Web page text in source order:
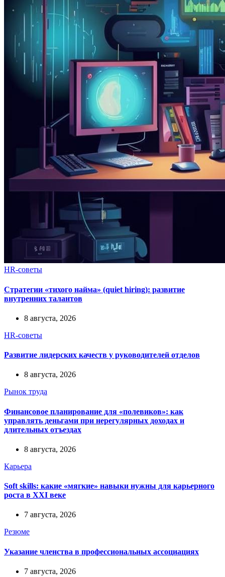
HR-советы
Стратегии «тихого найма» (quiet hiring): развитие
внутренних талантов
8 августа, 2026
HR-советы
Развитие лидерских качеств у руководителей отделов
8 августа, 2026
Рынок труда
Финансовое планирование для «полевиков»: как
управлять деньгами при нерегулярных доходах и
длительных отъездах
8 августа, 2026
Карьера
Soft skills: какие «мягкие» навыки нужны для карьерного
роста в XXI веке
7 августа, 2026
Резюме
Указание членства в профессиональных ассоциациях
7 августа, 2026